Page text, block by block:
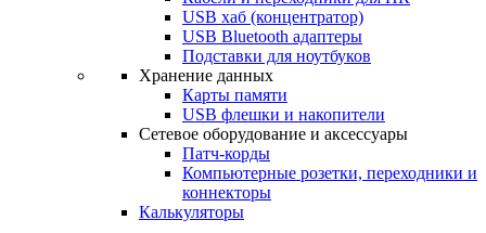
USB хаб (концентратор)
USB Bluetooth адаптеры
Подставки для ноутбуков
Хранение данных
Карты памяти
USB флешки и накопители
Сетевое оборудование и аксессуары
Патч-корды
Компьютерные розетки, переходники и
коннекторы
Калькуляторы